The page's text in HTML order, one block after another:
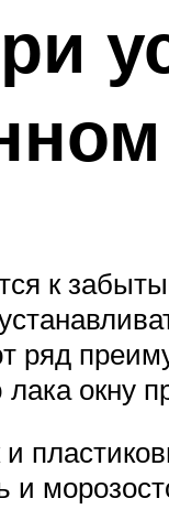
к
ряд
окну
и